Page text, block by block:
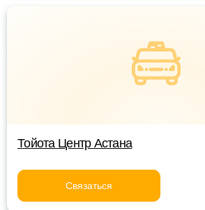
Тойота Центр Астана
Связаться